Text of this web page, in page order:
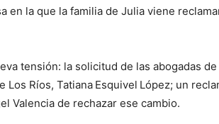
en la que la familia de Julia viene
tensión: la solicitud de las abogadas de
Ríos, Tatiana Esquivel López; un
Valencia de rechazar ese cambio.